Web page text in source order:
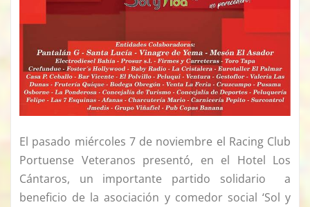
El pasado miércoles 7 de noviembre el Racing Club
Portuense Veteranos presentó, en el Hotel Los
Cántaros, un importante partido solidario a
beneficio de la asociación y comedor social ‘Sol y